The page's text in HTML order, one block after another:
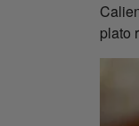
plato